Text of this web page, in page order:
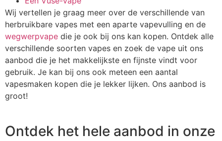
Wij vertellen je graag meer over de verschillende van
herbruikbare vapes met een aparte vapevulling en de
wegwerpvape die je ook bij ons kan kopen. Ontdek alle
verschillende soorten vapes en zoek de vape uit ons
aanbod die je het makkelijkste en fijnste vindt voor
gebruik. Je kan bij ons ook meteen een aantal
vapesmaken kopen die je lekker lijken. Ons aanbod is
groot!
Ontdek het hele aanbod in onze